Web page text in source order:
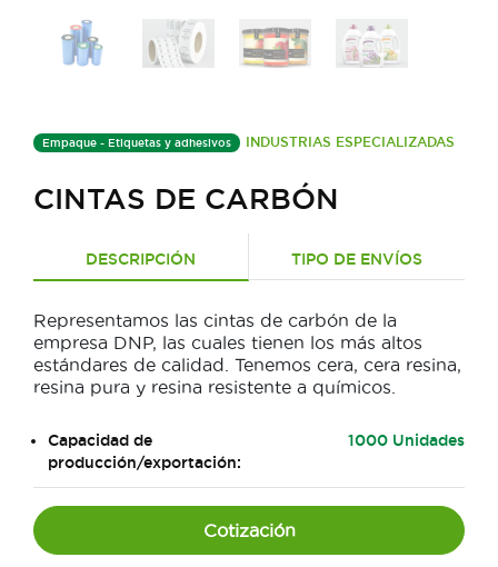
Empaque - Etiquetas y adhesivos INDUSTRIAS ESPECIALIZADAS
CINTAS DE CARBÓN
DESCRIPCIÓN TIPO DE ENVÍOS
Representamos las cintas de carbón de la
empresa DNP, las cuales tienen los más altos
estándares de calidad. Tenemos cera, cera resina,
resina pura y resina resistente a químicos.
Capacidad de
producción/exportación:
1000 Unidades
Cotización